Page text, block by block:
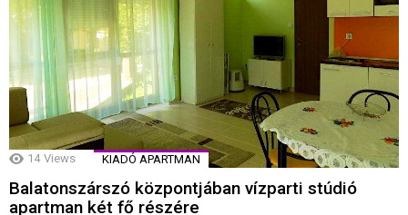
14 Views KIADÓ APARTMAN
Balatonszárszó központjában vízparti stúdió
apartman két fő részére